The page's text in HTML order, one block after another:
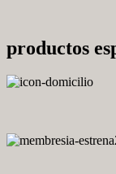
productos